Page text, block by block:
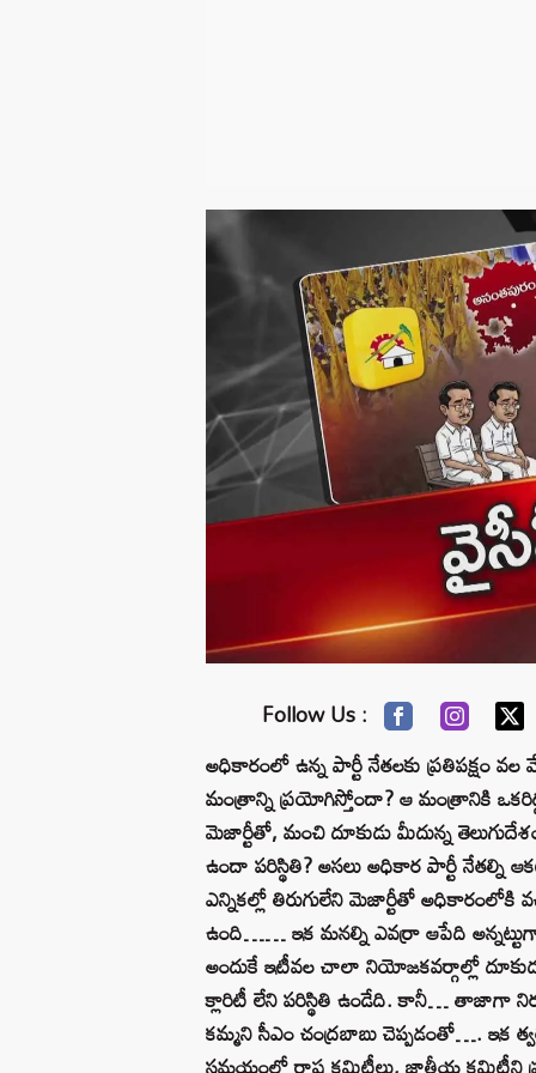
Follow Us :
అధికారంలో ఉన్న పార్టీ నేతలకు ప్రతిపక్షం
మంత్రాన్ని ప్రయోగిస్తోందా? ఆ మంత్రానికి
మెజార్టీతో, మంచి దూకుడు మీదున్న
ఉందా పరిస్థితి? అసలు అధికార పార్టీ నేతల్ని
ఎన్నికల్లో తిరుగులేని మెజార్టీతో అధికారంలోకి
ఉంది…… ఇక మనల్ని ఎవర్రా ఆపేది
అందుకే ఇటీవల చాలా నియోజకవర్గాల్లో
క్లారిటీ లేని పరిస్థితి ఉండేది. కానీ… తాజాగా
కమ్మని సీఎం చంద్రబాబు చెప్పడంతో…. ఇక